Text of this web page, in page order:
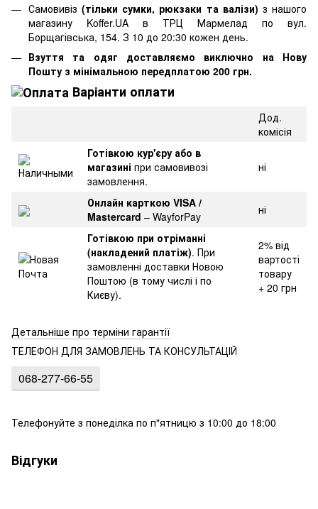
Самовивіз(тільки сумки, рюкзаки та валізи) з нашого
магазину Koffer.UA в ТРЦ Мармелад по вул.
Борщагівська, 154. З 10 до 20:30 кожен день.
Взуття та одяг доставляємо виключно на Нову
Пошту з мінімальною передплатою 200 грн.
Варіанти оплати
Дод.
комісія
Готівкою кур'єру або в
магазині при самовивозі
замовлення.
ні
Онлайн карткою VISA /
Mastercard – WayforPay
ні
Готівкою при отріманні
(накладений платіж). При
замовленні доставки Новою
Поштою (в тому числі і по
Києву).
2% від
вартості
товару
+ 20 грн
Детальніше про терміни гарантії
ТЕЛЕФОН ДЛЯ ЗАМОВЛЕНЬ ТА КОНСУЛЬТАЦІЙ
068-277-66-55
Телефонуйте з понеділка по п"ятницю з 10:00 до 18:00
Відгуки